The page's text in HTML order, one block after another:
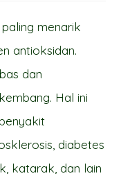
menarik
antioksidan.
dan
Hal ini
diabetes
katarak, dan lain